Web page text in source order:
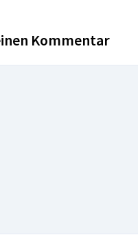
Kommentar